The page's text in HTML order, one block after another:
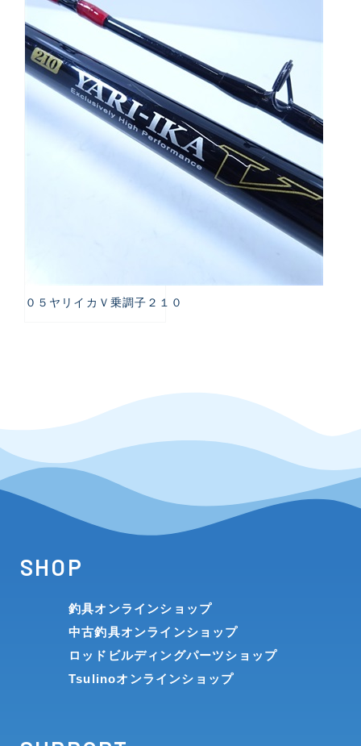
０５ヤリイカＶ乗調子２１０
SHOP
釣具オンラインショップ
中古釣具オンラインショップ
ロッドビルディングパーツショップ
Tsulinoオンラインショップ